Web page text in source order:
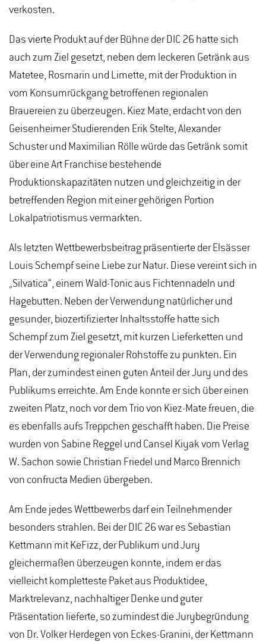
verkosten.
Das vierte Produkt auf der Bühne der DIC 26 hatte sich
auch zum Ziel gesetzt, neben dem leckeren Getränk aus
Matetee, Rosmarin und Limette, mit der Produktion in
vom Konsumrückgang betroffenen regionalen
Brauereien zu überzeugen. Kiez Mate, erdacht von den
Geisenheimer Studierenden Erik Stelte, Alexander
Schuster und Maximilian Rölle würde das Getränk somit
über eine Art Franchise bestehende
Produktionskapazitäten nutzen und gleichzeitig in der
betreffenden Region mit einer gehörigen Portion
Lokalpatriotismus vermarkten.
Als letzten Wettbewerbsbeitrag präsentierte der Elsässer
Louis Schempf seine Liebe zur Natur. Diese vereint sich in
„Silvatica“, einem Wald-Tonic aus Fichtennadeln und
Hagebutten. Neben der Verwendung natürlicher und
gesunder, biozertifizierter Inhaltsstoffe hatte sich
Schempf zum Ziel gesetzt, mit kurzen Lieferketten und
der Verwendung regionaler Rohstoffe zu punkten. Ein
Plan, der zumindest einen guten Anteil der Jury und des
Publikums erreichte. Am Ende konnte er sich über einen
zweiten Platz, noch vor dem Trio von Kiez-Mate freuen, die
es ebenfalls aufs Treppchen geschafft haben. Die Preise
wurden von Sabine Reggel und Cansel Kiyak vom Verlag
W. Sachon sowie Christian Friedel und Marco Brennich
von confructa Medien übergeben.
Am Ende jedes Wettbewerbs darf ein Teilnehmender
besonders strahlen. Bei der DIC 26 war es Sebastian
Kettmann mit KeFizz, der Publikum und Jury
gleichermaßen überzeugen konnte, indem er das
vielleicht kompletteste Paket aus Produktidee,
Marktrelevanz, nachhaltiger Denke und guter
Präsentation lieferte, so zumindest die Jurybegründung
von Dr. Volker Herdegen von Eckes-Granini, der Kettmann